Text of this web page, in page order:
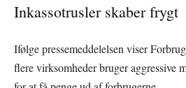
Inkassotrusler skaber frygt
Ifølge pressemeddelelsen viser
flere virksomheder bruger aggressive